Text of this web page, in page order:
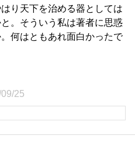
り天下を治める器としては
。そういう私は著者に思惑
何はともあれ面白かったで
25